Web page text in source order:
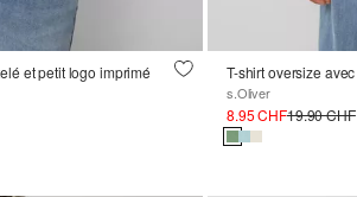
et petit logo imprimé
s.Oliver
8.95 CHF19.90 CHF